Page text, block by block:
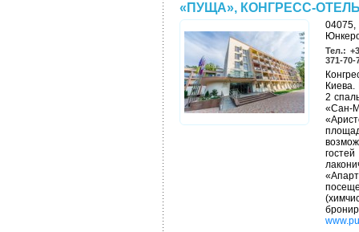
«ПУЩА», КОНГРЕСС-
04075,
Тел.:
371-70-
2
«Сан-